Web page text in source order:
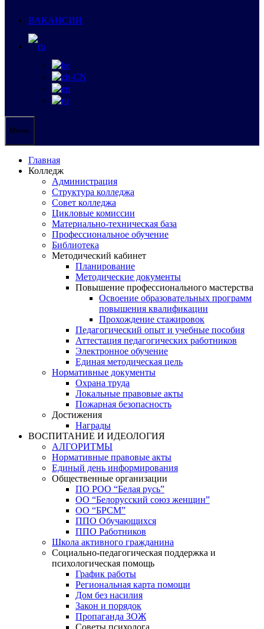
ВАКАНСИИ
Меню
Главная
Колледж
Администрация
Структура колледжа
Совет колледжа
Цикловые комиссии
Материально-техническая база
Профессиональное обучение
Библиотека
Методический кабинет
Планирование
Методические документы
Повышение профессионального мастерства
Освоение образовательных программ
повышения квалификации
Прохождение стажировок
Педагогический опыт и учебные пособия
Аттестация педагогических работников
Электронное обучение
Единая методическая цель
Нормативные документы
Охрана труда
Локальные правовые акты
Пожарная безопасность
Достижения
Награды
ВОСПИТАНИЕ И ИДЕОЛОГИЯ
АЛГОРИТМЫ
Нормативные правовые акты
Единый день информирования
Общественные организации
ПО РОО “Белая русь”
ОО “Белорусский союз женщин”
ОО “БРСМ”
ППО Обучающихся
ППО Работников
Школа активного гражданина
Социально-педагогическая поддержка и
психологическая помощь
График работы
Региональная карта помощи
Дом без насилия
Закон и порядок
Пропаганда ЗОЖ
Советы психолога